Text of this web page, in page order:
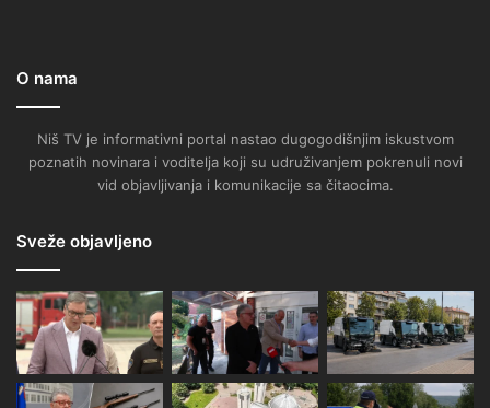
O nama
Niš TV je informativni portal nastao dugogodišnjim iskustvom
poznatih novinara i voditelja koji su udruživanjem pokrenuli novi
vid objavljivanja i komunikacije sa čitaocima.
Sveže objavljeno